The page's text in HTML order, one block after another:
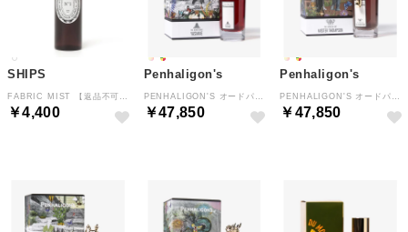
SHIPS
￥4,400
Penhaligon's
￥47,850
Penhaligon's
￥47,850